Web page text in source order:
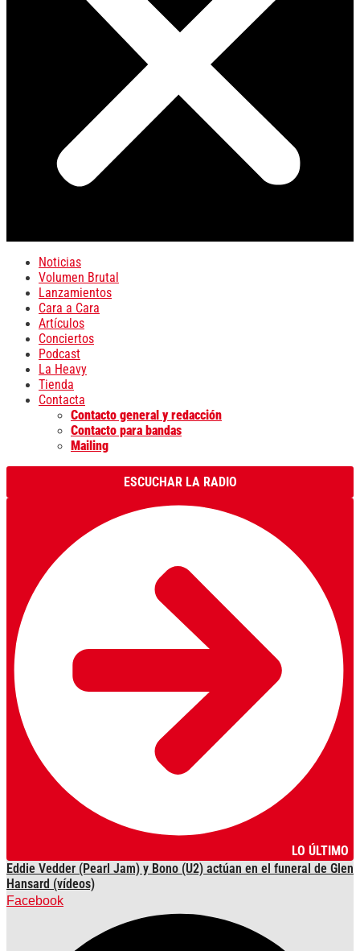
Noticias
Volumen Brutal
Lanzamientos
Cara a Cara
Artículos
Conciertos
Podcast
La Heavy
Tienda
Contacta
Contacto general y redacción
Contacto para bandas
Mailing
ESCUCHAR LA RADIO
LO ÚLTIMO
Eddie Vedder (Pearl Jam) y Bono (U2) actúan en el funeral de Glen
Hansard (vídeos)
Facebook